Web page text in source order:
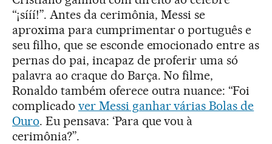
“¡sííí!”. Antes da cerimônia, Messi se
aproxima para cumprimentar o português e
seu filho, que se esconde emocionado entre as
pernas do pai, incapaz de proferir uma só
palavra ao craque do Barça. No filme,
Ronaldo também oferece outra nuance: “Foi
complicado ver Messi ganhar várias Bolas de
Ouro. Eu pensava: ‘Para que vou à
cerimônia?”.